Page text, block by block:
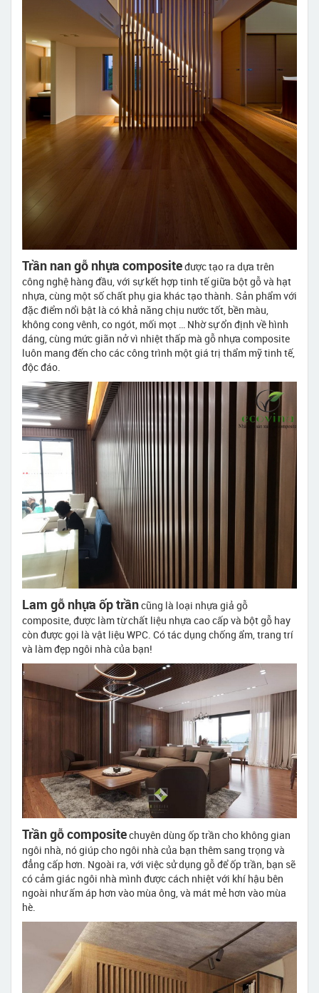
Trần nan gỗ nhựa compositeđược tạo ra dựa trên
công nghệ hàng đầu, với sự kết hợp tinh tế giữa bột gỗ và hạt
nhựa, cùng một số chất phụ gia khác tạo thành. Sản phẩm với
đặc điểm nổi bật là có khả năng chịu nước tốt, bền màu,
không cong vênh, co ngót, mối mọt … Nhờ sự ổn định về hình
dáng, cùng mức giãn nở vì nhiệt thấp mà gỗ nhựa composite
luôn mang đến cho các công trình một giá trị thẩm mỹ tinh tế,
độc đáo.
Lam gỗ nhựa ốp trầncũng là loại nhựa giả gỗ
composite, được làm từ chất liệu nhựa cao cấp và bột gỗ hay
còn được gọi là vật liệu WPC. Có tác dụng chống ẩm, trang trí
và làm đẹp ngôi nhà của bạn!
Trần gỗ compositechuyên dùng ốp trần cho không gian
ngôi nhà, nó giúp cho ngôi nhà của bạn thêm sang trọng và
đẳng cấp hơn. Ngoài ra, với việc sử dụng gỗ để ốp trần, bạn sẽ
có cảm giác ngôi nhà mình được cách nhiệt với khí hậu bên
ngoài như ấm áp hơn vào mùa ông, và mát mẻ hơn vào mùa
hè.